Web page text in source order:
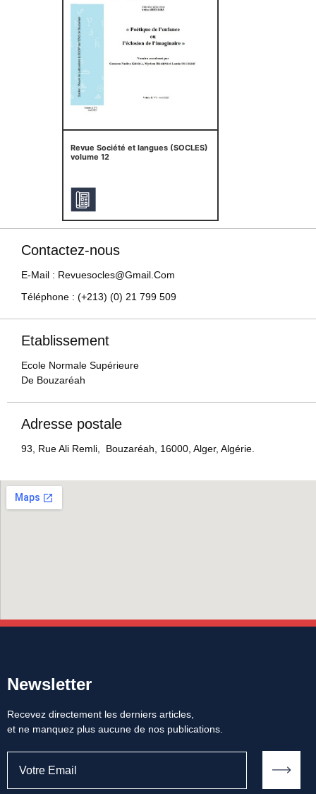
Revue Société et langues (SOCLES)
volume 12
Contactez-nous
E-Mail : Revuesocles@gmail.com
Téléphone : (+213) (0) 21 799 509
Etablissement
Ecole Normale Supérieure
De Bouzaréah
Adresse postale
93, Rue Ali Remli, Bouzaréah, 16000, Alger, Algérie.
Newsletter
Recevez directement les derniers articles,
et ne manquez plus aucune de nos publications.